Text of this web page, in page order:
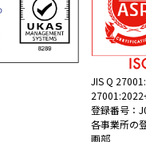
JIS Q
登録番号：
各事業所の
画部